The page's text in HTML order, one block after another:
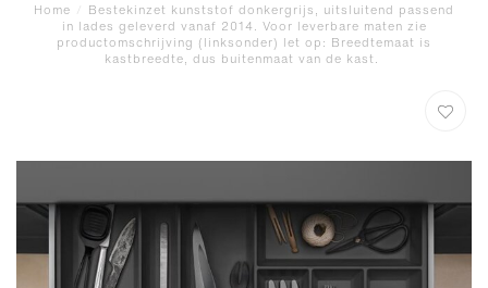
Home
Bestekinzet kunststof donkergrijs, uitsluitend passend
in lades geleverd vanaf 2014. Voor leverbare maten zie
productomschrijving (linksonder) let op: Breedtemaat is
kastbreedte, dus buitenmaat van de kast.